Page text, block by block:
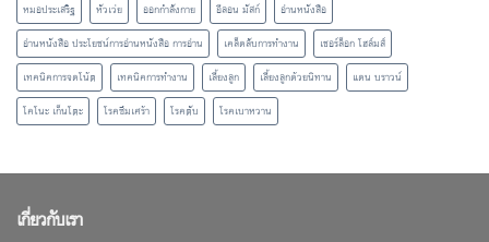
หมอประเสริฐ
หัวเว่ย ออกกำลังกาย อีลอน มัสก์
อ่านหนังสือ
อ่านหนังสือ ประโยชน์การอ่านหนังสือ การอ่าน
เคล็ดลับการทำงาน
เชอร์ล็อก โฮล์มส์
เทคนิคการจดโน้ต
เทคนิคการทำงาน เลี้ยงลูก เลี้ยงลูกด้วยนิทาน
แดน บราวน์
โคโนะ เก็นโตะ
โรคซึมเศร้า โรคตับ โรคเบาหวาน
เกี่ยวกับเรา